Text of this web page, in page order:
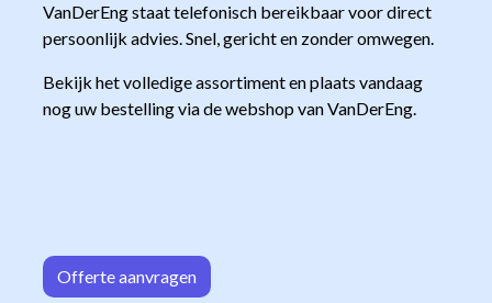
VanDerEng staat telefonisch bereikbaar voor direct
persoonlijk advies. Snel, gericht en zonder omwegen.
Bekijk het volledige assortiment en plaats vandaag
nog uw bestelling via de webshop van VanDerEng.
Offerte aan​​vrag​​en